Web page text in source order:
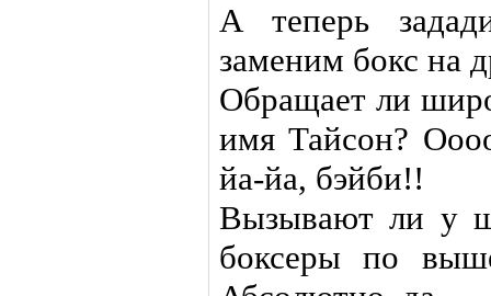
А теперь
заменим бокс на
Обращает ли
имя Тайсон?
йа-йа, бэйби!!
Вызывают ли у
боксеры по